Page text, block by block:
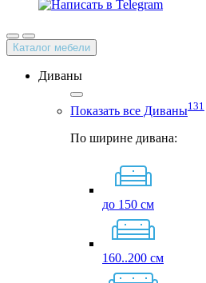
Каталог мебели
Диваны
Показать все Диваны131
По ширине дивана:
до 150 см
160..200 см